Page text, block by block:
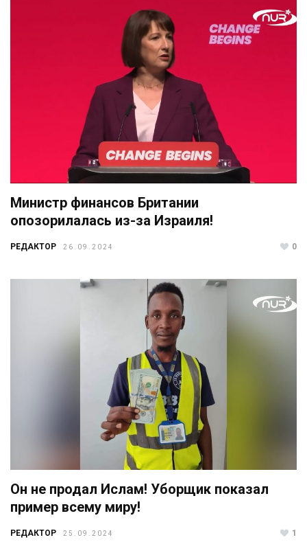
Министр финансов Британии
опозорилалась из-за Израиля!
РЕДАКТОР 26.09.2024 0
Он не продал Ислам! Уборщик показал
пример всему миру!
РЕДАКТОР 25.09.2024 1